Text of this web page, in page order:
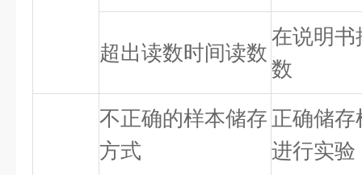
超出读数时间读数
在说明书
数
不正确的样本储存
方式
正确储
进行实验